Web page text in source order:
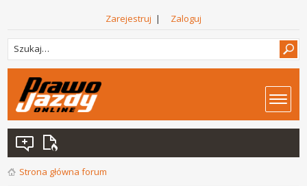
Zarejestruj | Zaloguj
Strona główna forum